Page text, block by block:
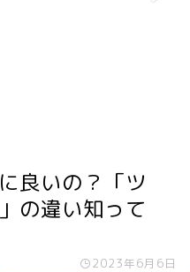
良いの？「ツ
の違い知って
2023年6月6日